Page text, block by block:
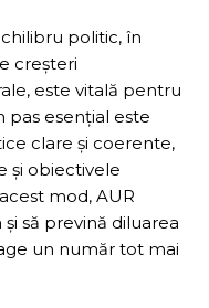
politic, în
creșteri
este vitală pentru
pas esențial este
clare și coerente,
și obiectivele
mod, AUR
să prevină diluarea
un număr tot mai